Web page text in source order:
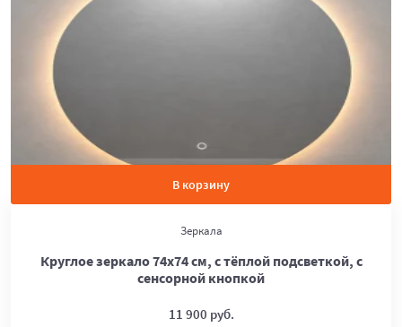
В корзину
Зеркала
Круглое зеркало 74х74 см, с тёплой подсветкой, с
сенсорной кнопкой
11 900 руб.